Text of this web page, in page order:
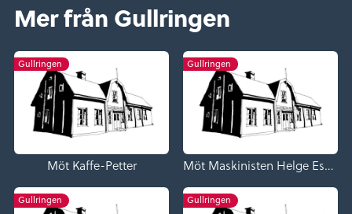
Mer från Gullringen
Gullringen
Möt Kaffe-Petter
Gullringen
Möt Maskinisten Helge Esping
Gullringen Gullringen